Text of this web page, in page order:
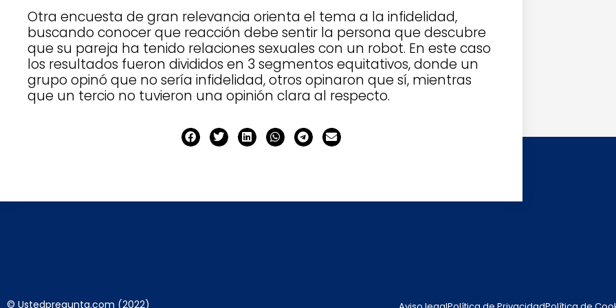
Otra encuesta de gran relevancia orienta el tema a la infidelidad,
buscando conocer que reacción debe sentir la persona que descubre
que su pareja ha tenido relaciones sexuales con un robot. En este caso
los resultados fueron divididos en 3 segmentos equitativos, donde un
grupo opinó que no sería infidelidad, otros opinaron que sí, mientras
que un tercio no tuvieron una opinión clara al respecto.
© Ustedpregunta.com (2022)